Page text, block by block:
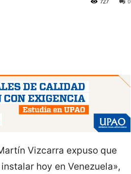
Vizcarra expuso que
hoy en Venezuela»,